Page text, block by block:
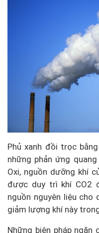
Phủ xanh đồi trọc
những phản ứng
Oxi, nguồn dưỡng khí
được duy trì khí CO2
nguồn nguyên liệu
giảm lượng khí này
Những biện pháp ngăn